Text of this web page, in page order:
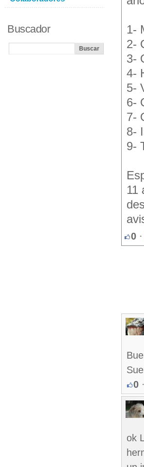
1-
2-
3-
4-
5-
6-
7-
8-
9-
11
0 ·
0 ·
ok
Buscador